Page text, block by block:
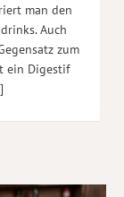
man den
Auch
zum
ein Digestif